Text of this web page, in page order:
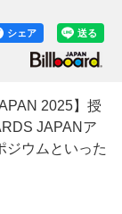
送る
シェア
2025】授
JAPANア
ジウムといった